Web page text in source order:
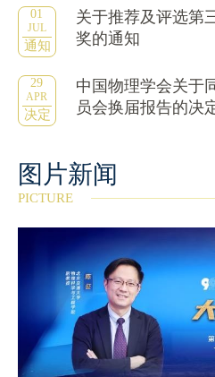
01
JUL
通知
关于推荐及评选第
奖的通知
29
APR
决定
中国物理学会关于
员会换届报告的决
图片新闻
PICTURE